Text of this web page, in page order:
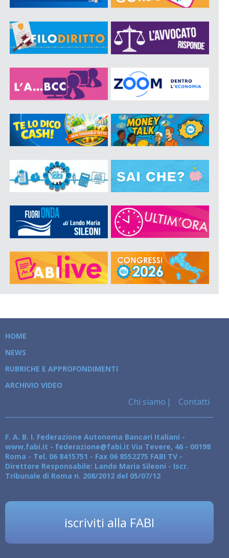
HOME
NEWS
RUBRICHE E APPROFONDIMENTI
ARCHIVIO VIDEO
Chi siamo Contatti
F. A. B. I. Federazione Autonoma Bancari Italiani -
www.fabi.it - federazione@fabi.it Via Tevere, 46 - 00198
Roma - Tel. 06 8415751 - Fax 06 8552275 FABI TV -
Direttore Responsabile: Lando Maria Sileoni - Iscr.
Tribunale di Roma n. 208/2012 del 05/07/12
iscriviti alla FABI